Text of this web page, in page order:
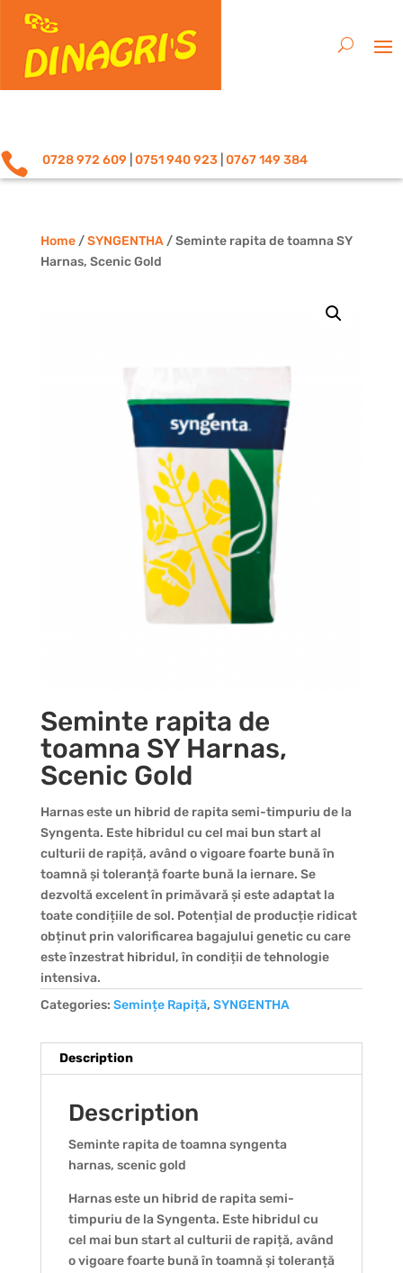
 0728 972 609 0751 940 923 0767 149 384
Home/SYNGENTHA/ Seminte rapita de toamna SY
Harnas, Scenic Gold
Seminte rapita de
toamna SY Harnas,
Scenic Gold
Harnas este un hibrid de rapita semi-timpuriu de la
Syngenta. Este hibridul cu cel mai bun start al
culturii de rapiță, având o vigoare foarte bună în
toamnă și toleranță foarte bună la iernare. Se
dezvoltă excelent în primăvară și este adaptat la
toate condițiile de sol. Potențial de producție ridicat
obținut prin valorificarea bagajului genetic cu care
este înzestrat hibridul, în condiții de tehnologie
intensiva.
Categories: Semințe Rapiță, SYNGENTHA
Description
Description
Seminte rapita de toamna syngenta
harnas, scenic gold
Harnas este un hibrid de rapita semi-
timpuriu de la Syngenta. Este hibridul cu
cel mai bun start al culturii de rapiță, având
o vigoare foarte bună în toamnă și toleranță